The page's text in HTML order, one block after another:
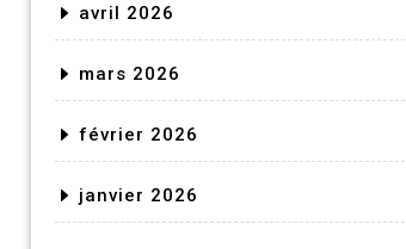
avril 2026
mars 2026
février 2026
janvier 2026